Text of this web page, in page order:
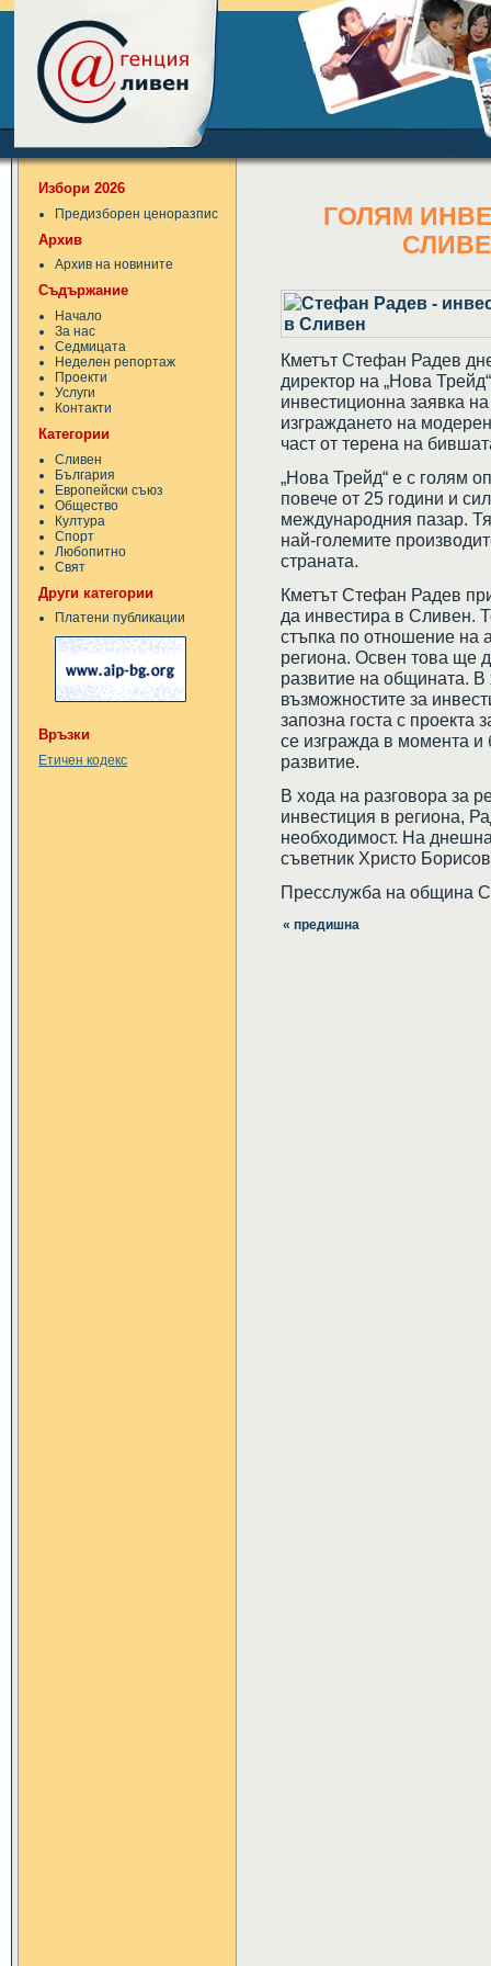
Избори 2026
Предизборен ценоразпис
Архив
Архив на новините
Съдържание
Начало
За нас
Седмицата
Неделен репортаж
Проекти
Услуги
Контакти
Категории
Сливен
България
Европейски съюз
Общество
Култура
Спорт
Любопитно
Свят
Други категории
Платени публикации
Връзки
Етичен кодекс
ГОЛЯМ
Кметът Стефан Радев
директор на „Нова
инвестиционна заявка
изграждането на
част от терена на
„Нова Трейд“ е с голям
повече от 25 години и
международния пазар. Тя
най-големите
страната.
Кметът Стефан Радев
да инвестира в Сливен.
стъпка по отношение на
региона. Освен това ще
развитие на общината. В
възможностите за
запозна госта с проекта
се изгражда в момента и
развитие.
В хода на разговора за
инвестиция в региона,
необходимост. На
съветник Христо
Пресслужба на община
« предишна